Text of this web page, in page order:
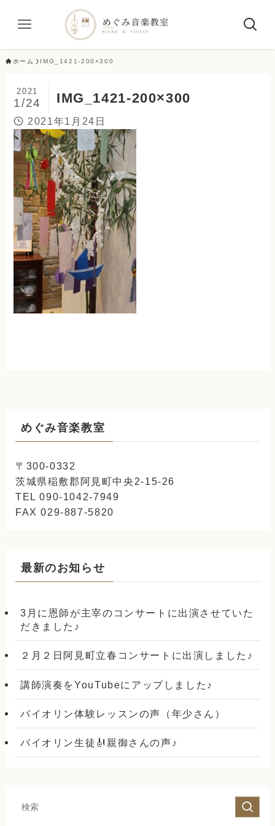
ホーム IMG_1421-200×300
IMG_1421-200×300
2021
1/24
2021年1月24日
めぐみ音楽教室
〒300-0332
茨城県稲敷郡阿見町中央2-15-26
TEL 090-1042-7949
FAX 029-887-5820
最新のお知らせ
3月に恩師が主宰のコンサートに出演させていた
だきました♪
２月２日阿見町立春コンサートに出演しました♪
講師演奏をYouTubeにアップしました♪
バイオリン体験レッスンの声（年少さん）
バイオリン生徒🎻親御さんの声♪